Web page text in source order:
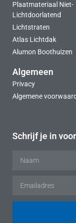
Plaatmateriaal Niet-
Lichtdoorlatend
Lichtstraten
Atlas Lichtdak
Alumon Boothuizen
Algemeen
Privacy
Algemene
Schrijf je in